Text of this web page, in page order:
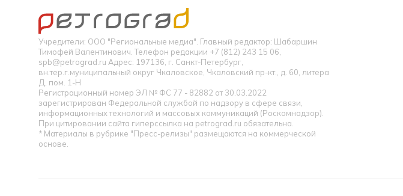
Учредители: ООО "Региональные медиа". Главный редактор: Шабаршин
Тимофей Валентинович. Телефон редакции +7 (812) 243 15 06,
spb@petrograd.ru Адрес: 197136, г. Санкт-Петербург,
вн.тер.г.муниципальный округ Чкаловское, Чкаловский пр-кт., д. 60, литера
Д, пом. 1-Н
Регистрационный номер ЭЛ № ФС 77 - 82882 от 30.03.2022
зарегистрирован Федеральной службой по надзору в сфере связи,
информационных технологий и массовых коммуникаций (Роскомнадзор).
При цитировании сайта гиперссылка на petrograd.ru обязательна.
* Материалы в рубрике "Пресс-релизы" размещаются на коммерческой
основе.